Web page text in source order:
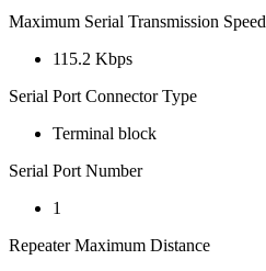
Maximum Serial Transmission Speed
115.2 Kbps
Serial Port Connector Type
Terminal block
Serial Port Number
1
Repeater Maximum Distance